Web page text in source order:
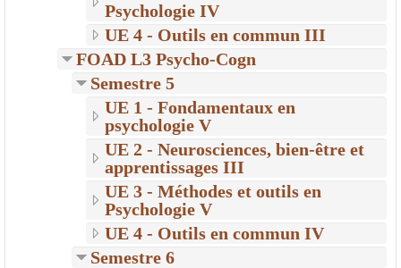
Psychologie IV
UE 4 - Outils en commun III
FOAD L3 Psycho-Cogn
Semestre 5
UE 1 - Fondamentaux en
psychologie V
UE 2 - Neurosciences, bien-être et
apprentissages III
UE 3 - Méthodes et outils en
Psychologie V
UE 4 - Outils en commun IV
Semestre 6